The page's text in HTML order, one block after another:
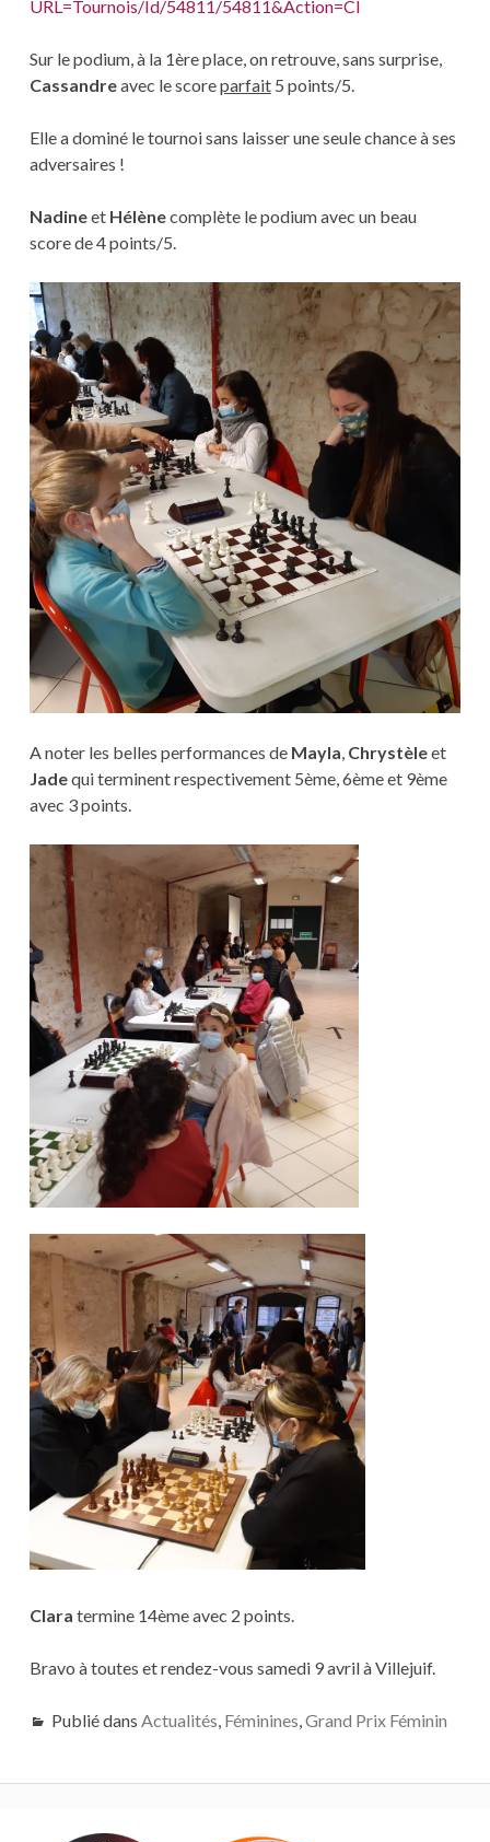
URL=Tournois/Id/54811/54811&Action=Cl
Sur le podium, à la 1ère place, on retrouve, sans surprise,
Cassandreavec le scoreparfait5 points/5.
Elle a dominé le tournoi sans laisser une seule chance à ses
adversaires !
Nadineet Hélènecomplète le podium avec un beau
score de 4 points/5.
A noter les belles performances de Mayla, Chrystèleet
Jadequi terminent respectivement 5ème, 6ème et 9ème
avec 3 points.
Clara termine 14ème avec 2 points.
Bravo à toutes et rendez-vous samedi 9 avril à Villejuif.
Publié dans Actualités, Féminines,Grand Prix Féminin